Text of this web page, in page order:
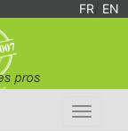
FR EN
Toggle